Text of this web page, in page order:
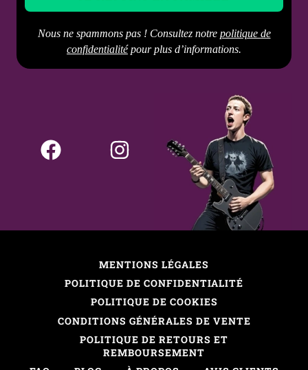
Nous ne spammons pas ! Consultez notre politique de
confidentialitépour plus d’informations.
MENTIONS LÉGALES
POLITIQUE DE CONFIDENTIALITÉ
POLITIQUE DE COOKIES
CONDITIONS GÉNÉRALES DE VENTE
POLITIQUE DE RETOURS ET
REMBOURSEMENT